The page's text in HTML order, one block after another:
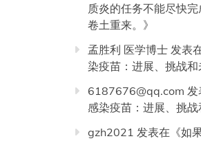
质炎的任务不能尽快
卷土重来。 》
孟胜利 医学博士 发表
染疫苗：进展、挑战和
6187676@qq.com 发
感染疫苗：进展、挑战
gzh2021 发表在《如